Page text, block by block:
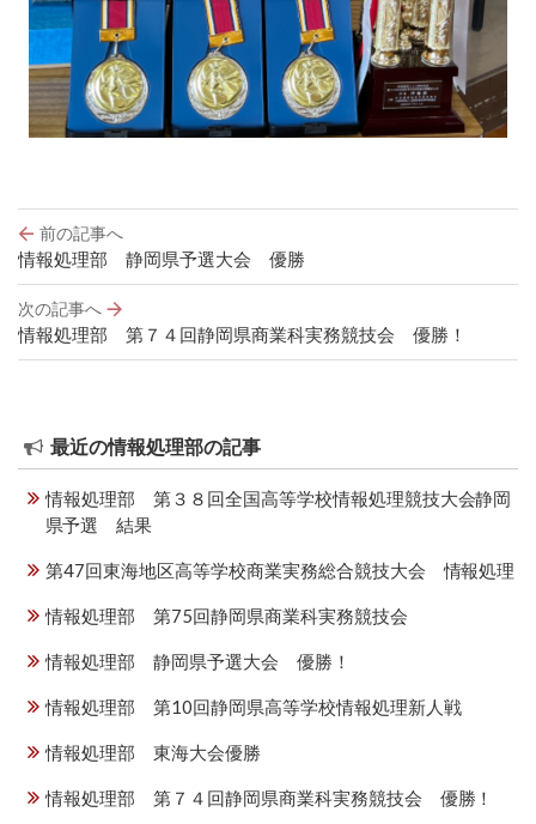
投
稿
ナ
ビ
ゲ
ー
ン
前の記事へ
情報処理部 静岡県予選大会 優勝
次の記事へ
情報処理部 第７４回静岡県商業科実務競技会 優勝！
最近の情報処理部の記事
情報処理部 第３８回全国高等学校情報処理競技大会静岡
県予選 結果
第47回東海地区高等学校商業実務総合競技大会 情報処理
情報処理部 第75回静岡県商業科実務競技会
情報処理部 静岡県予選大会 優勝！
情報処理部 第10回静岡県高等学校情報処理新人戦
情報処理部 東海大会優勝
情報処理部 第７４回静岡県商業科実務競技会 優勝！